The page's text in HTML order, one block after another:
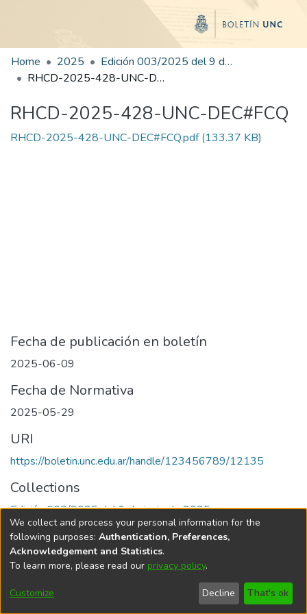
Home 2025
Edición 003/2025 del 9 de junio de 2025
RHCD-2025-428-UNC-DEC#FCQ
RHCD-2025-428-UNC-DEC#FCQ
RHCD-2025-428-UNC-DEC#FCQ.pdf(133.37 KB)
Fecha de publicación en boletín
2025-06-09
Fecha de Normativa
2025-05-29
URI
https://boletin.unc.edu.ar/handle/123456789/12135
Collections
Edición 003/2025 del 9 de junio de 2025
Universidad Nacional de Córdoba
We collect and process your personal information for the
following purposes: Authentication, Preferences,
Acknowledgement and Statistics.
To learn more, please read our privacy policy.
Customize Decline That's ok